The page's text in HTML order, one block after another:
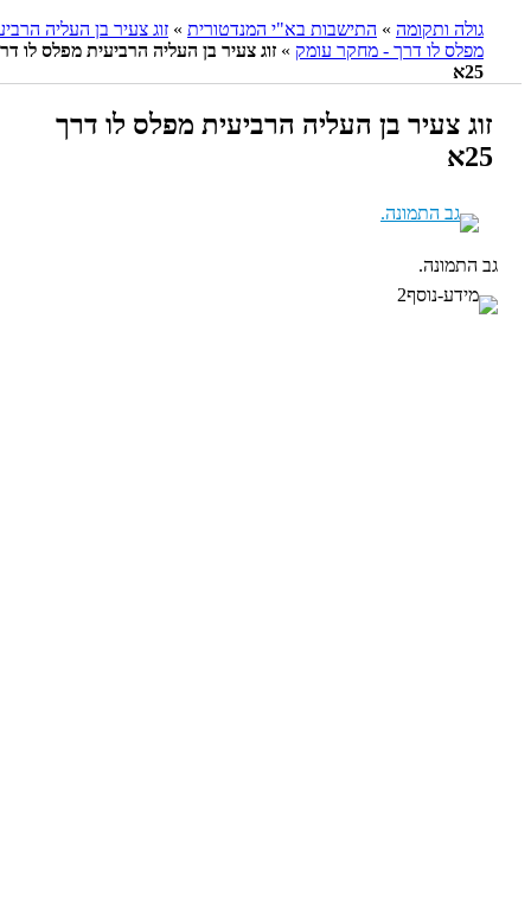
גולה ותקומה»התישבות בא"י המנדטורית»זוג צעיר בן העליה הרביעית
מפלס לו דרך - מחקר עומק»זוג צעיר בן העליה הרביעית מפלס לו דרך
זוג צעיר בן העליה הרביעית מפלס לו דרך
גב התמונה.